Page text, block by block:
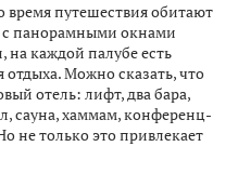
время путешествия обитают
панорамными окнами
на каждой палубе есть
Можно сказать, что
отель: лифт, два бара,
сауна, хаммам, конференц-
не только это привлекает